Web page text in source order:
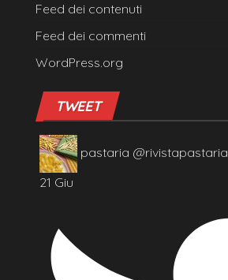
Feed dei contenuti
Feed dei commenti
WordPress.org
TWEET
pastaria @rivistapastaria
21 Giu